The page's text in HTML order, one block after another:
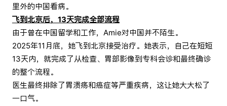
里外的中国看病。
飞到北京后，13天完成全部流程
由于曾在中国留学和工作，Amie对中国并不陌生。
2025年11月底，她飞到北京接受治疗。她表示，自己在短短
13天内，就完成了从检查、胃部影像到专科会诊和最终确诊
的整个流程。
医生最终排除了胃溃疡和癌症等严重疾病，这让她大大松了
一口气。